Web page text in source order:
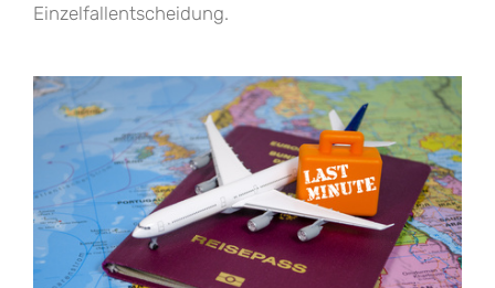
Einzelfallentscheidung.